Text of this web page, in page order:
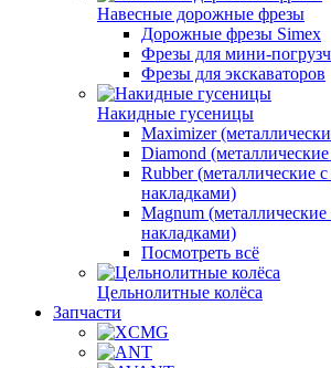
Навесные дорожные фрезы
Дорожные фрезы Simex
Фрезы для мини-
Фрезы для экскаваторов
Накидные гусеницы
Maximizer
Diamond
Rubber (металлические
накладками)
Magnum
накладками)
Посмотреть всё
Цельнолитные колёса
Запчасти